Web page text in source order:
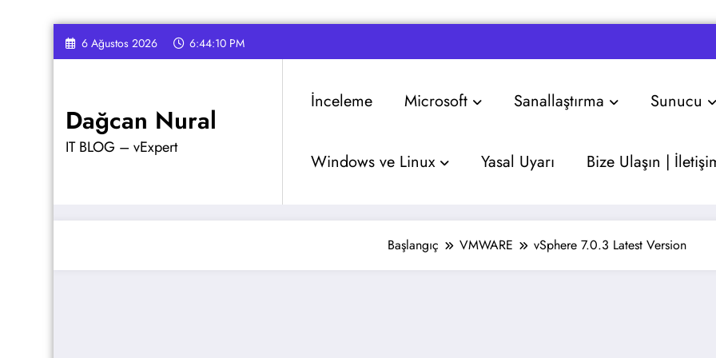
İçeriğe
atla
6 Ağustos 2026 6:44:11 PM
Dağcan Nural
IT BLOG – vExpert
İnceleme Microsoft Sanallaştırma Sunucu
Windows ve Linux Yasal Uyarı Bize Ulaşın |
Başlangıç VMWARE vSphere 7.0.3 Latest Version